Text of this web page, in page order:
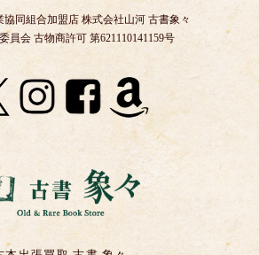
協同組合加盟店 株式会社山河 古書象々
員会 古物商許可 第621110141159号